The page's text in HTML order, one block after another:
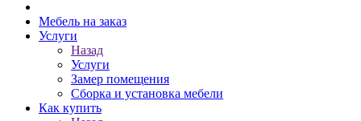
Мебель на заказ
Услуги
Назад
Услуги
Замер помещения
Сборка и установка мебели
Как купить